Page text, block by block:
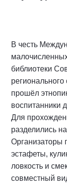
В честь
библиотеки
прошёл
воспитанники
Для
разделились
Организаторы
эстафеты,
ловкость и
совместный